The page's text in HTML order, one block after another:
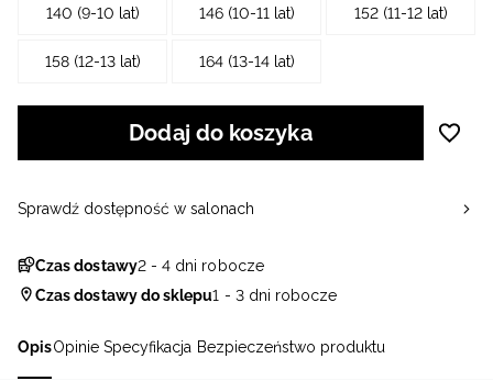
OpisOpinie Specyfikacja Bezpieczeństwo produktu
140 (9-10 lat) 146 (10-11 lat) 152 (11-12 lat)
158 (12-13 lat) 164 (13-14 lat)
Dodaj do koszyka
Czas dostawy2 - 4 dni robocze
Czas dostawy do sklepu1 - 3 dni robocze
Sprawdź dostępność w salonach